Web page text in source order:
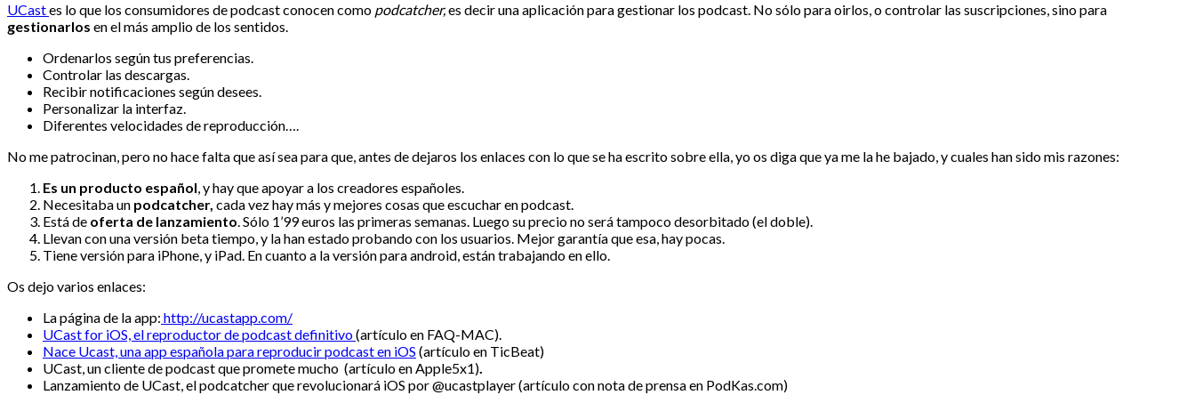
UCastes lo que los consumidores de podcast conocen como podcatcher,es decir una aplicación para gestionar los podcast. No sólo para oirlos, o controlar las suscripciones, sino para
gestionarlos en el más amplio de los sentidos.
Ordenarlos según tus preferencias.
Controlar las descargas.
Recibir notificaciones según desees.
Personalizar la interfaz.
Diferentes velocidades de reproducción….
No me patrocinan, pero no hace falta que así sea para que, antes de dejaros los enlaces con lo que se ha escrito sobre ella, yo os diga que ya me la he bajado, y cuales han sido mis razones:
Es un producto español, y hay que apoyar a los creadores españoles.
Necesitaba un podcatcher, cada vez hay más y mejores cosas que escuchar en podcast.
Está de oferta de lanzamiento. Sólo 1’99 euros las primeras semanas. Luego su precio no será tampoco desorbitado (el doble).
Llevan con una versión beta tiempo, y la han estado probando con los usuarios. Mejor garantía que esa, hay pocas.
Tiene versión para iPhone, y iPad. En cuanto a la versión para android, están trabajando en ello.
Os dejo varios enlaces:
La página de la app: http://ucastapp.com/
UCast for iOS, el reproductor de podcast definitivo(artículo en FAQ-MAC).
Nace Ucast, una app española para reproducir podcast en iOS (artículo en TicBeat)
UCast, un cliente de podcast que promete mucho (artículo en Apple5x1).
Lanzamiento de UCast, el podcatcher que revolucionará iOS por @ucastplayer (artículo con nota de prensa en PodKas.com)